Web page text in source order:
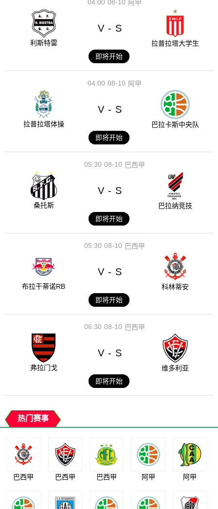
08-10
04:00 阿甲
利斯特雷
V - S
拉普拉塔大学生
即将开始
08-10
04:00 阿甲
拉普拉塔体操
V - S
巴拉卡斯中央队
即将开始
08-10
05:30 巴西甲
桑托斯
V - S
巴拉纳竞技
即将开始
08-10
05:30 巴西甲
布拉干蒂诺RB
V - S
科林蒂安
即将开始
08-10
06:30 巴西甲
弗拉门戈
V - S
维多利亚
即将开始
热门赛事
巴西甲 巴西甲 巴西甲 阿甲 阿甲